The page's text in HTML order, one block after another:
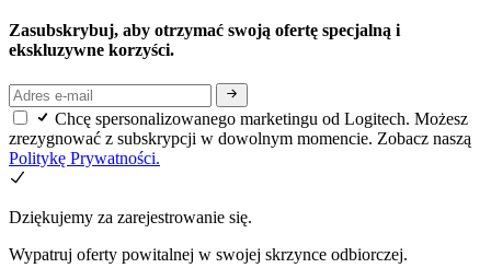
Zasubskrybuj, aby otrzymać swoją ofertę specjalną i
ekskluzywne korzyści.
Chcę spersonalizowanego marketingu od Logitech. Możesz
zrezygnować z subskrypcji w dowolnym momencie. Zobacz naszą
Politykę Prywatności.
Dziękujemy za zarejestrowanie się.
Wypatruj oferty powitalnej w swojej skrzynce odbiorczej.